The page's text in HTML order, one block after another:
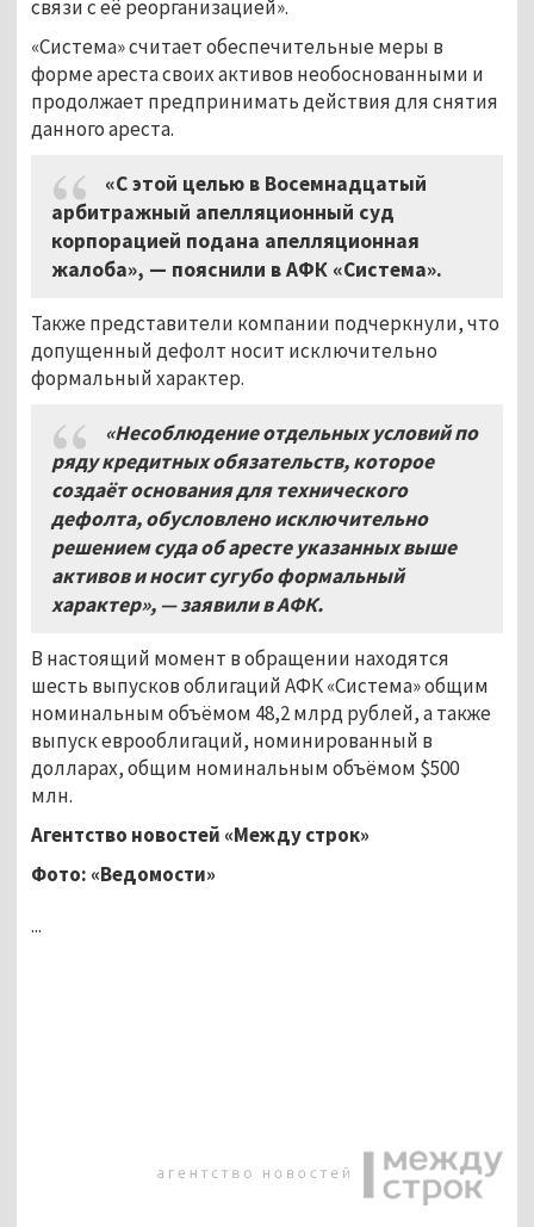
связи с её реорганизацией».
«Система» считает обеспечительные меры в
форме ареста своих активов необоснованными и
продолжает предпринимать действия для снятия
данного ареста.
«С этой целью в Восемнадцатый
арбитражный апелляционный суд
корпорацией подана апелляционная
жалоба», — пояснили в АФК «Система».
Также представители компании подчеркнули, что
допущенный дефолт носит исключительно
формальный характер.
«Несоблюдение отдельных условий по
ряду кредитных обязательств, которое
создаёт основания для технического
дефолта, обусловлено исключительно
решением суда об аресте указанных выше
активов и носит сугубо формальный
характер», — заявили в АФК.
В настоящий момент в обращении находятся
шесть выпусков облигаций АФК «Система» общим
номинальным объёмом 48,2 млрд рублей, а также
выпуск еврооблигаций, номинированный в
долларах, общим номинальным объёмом $500
млн.
Агентство новостей «Между строк»
Фото: «Ведомости»
...